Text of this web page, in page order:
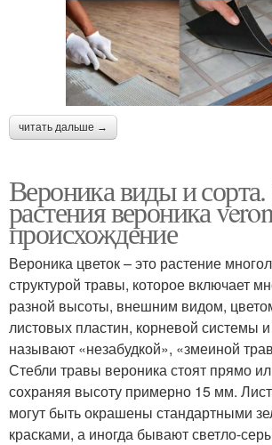
читать дальше →
Вероника виды и
растения вероника
происхождение
Вероника цветок – это растение
структурой травы, которое включает
разной высоты, внешним видом,
листовых пластин, корневой системы
называют «незабудкой», «змеиной
Стебли травы вероника стоят прямо
сохраняя высоту примерно 15 мм.
могут быть окрашены стандартными
красками, а иногда бывают светло-